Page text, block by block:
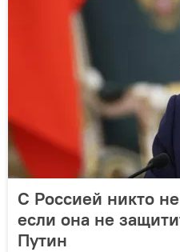
С Россией никто не
если она не
Путин